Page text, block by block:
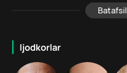
Batafsil
Ijodkorlar